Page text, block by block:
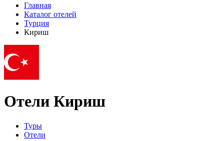
Главная
Каталог отелей
Турция
Кириш
Отели Кириш
Туры
Отели